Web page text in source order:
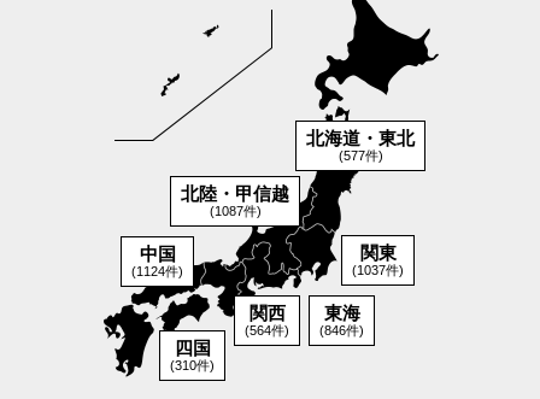
北海道・東北
(577件)
関東
(1037件)
北陸・甲信越
(1087件)
東海
(846件)
関西
(564件)
中国
(1124件)
四国
(310件)